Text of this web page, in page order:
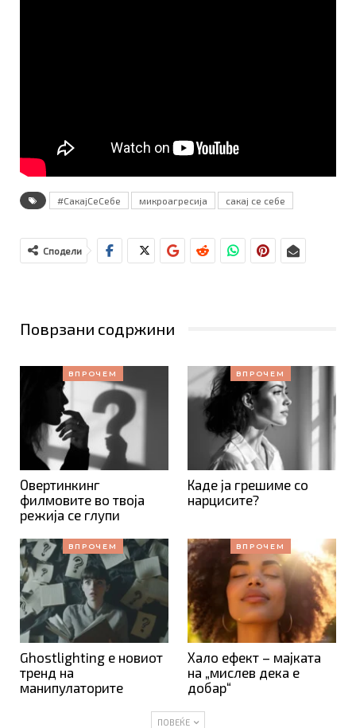
#СакајСеСебе микроагресија сакај се себе
Сподели
Поврзани содржини
ВПРОЧЕМ
Овертинкинг
филмовите во твоја
режија се глупи
ВПРОЧЕМ
Каде ја грешиме со
нарцисите?
ВПРОЧЕМ
Ghostlighting е новиот
тренд на
манипулаторите
ВПРОЧЕМ
Хало ефект – мајката
на „мислев дека е
добар“
ПОВЕЌЕ